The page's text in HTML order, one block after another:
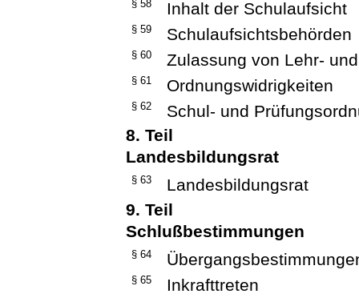
§ 58 Inhalt der Schulaufsicht
§ 59 Schulaufsichtsbehörden
§ 60 Zulassung von Lehr-
§ 61 Ordnungswidrigkeiten
§ 62
Schul- und
8. Teil
Landesbildungsrat
§ 63
Landesbildungsrat
9. Teil
Schlußbestimmungen
§ 64
§ 65 Inkrafttreten